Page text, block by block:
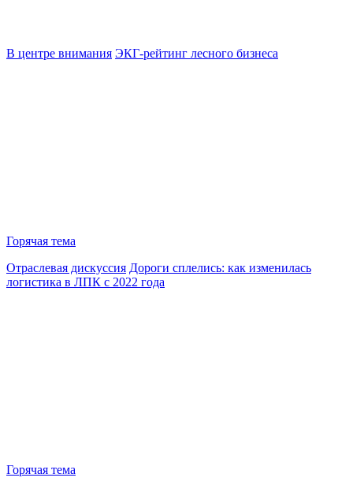
В центре внимания ЭКГ-рейтинг лесного бизнеса
Горячая тема
Отраслевая дискуссия Дороги сплелись: как изменилась
логистика в ЛПК с 2022 года
Горячая тема